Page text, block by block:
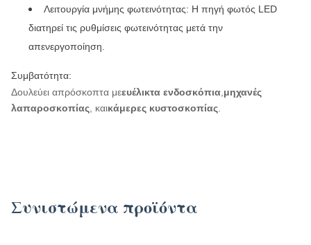
Λειτουργία μνήμης φωτεινότητας: Η πηγή φωτός LED
διατηρεί τις ρυθμίσεις φωτεινότητας μετά την
απενεργοποίηση.
Συμβατότητα:
Δουλεύει απρόσκοπτα μεευέλικτα ενδοσκόπια μηχανές
λαπαροσκοπίας , καικάμερες κυστοσκοπίας
Συνιστώμενα προϊόντα